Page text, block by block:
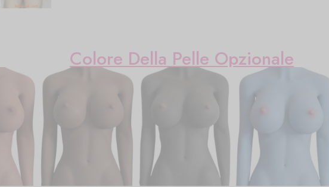
Colore Della Pelle Opzionale